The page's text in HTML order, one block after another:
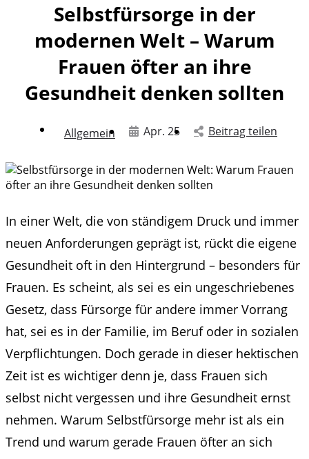
Selbstfürsorge in der
modernen Welt – Warum
Frauen öfter an ihre
Gesundheit denken sollten
Allgemein Apr. 25 Beitrag teilen
In einer Welt, die von ständigem Druck und immer
neuen Anforderungen geprägt ist, rückt die eigene
Gesundheit oft in den Hintergrund – besonders für
Frauen. Es scheint, als sei es ein ungeschriebenes
Gesetz, dass Fürsorge für andere immer Vorrang
hat, sei es in der Familie, im Beruf oder in sozialen
Verpflichtungen. Doch gerade in dieser hektischen
Zeit ist es wichtiger denn je, dass Frauen sich
selbst nicht vergessen und ihre Gesundheit ernst
nehmen. Warum Selbstfürsorge mehr ist als ein
Trend und warum gerade Frauen öfter an sich